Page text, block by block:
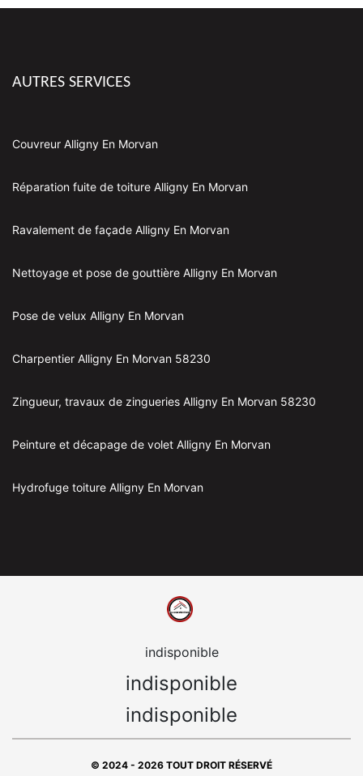
AUTRES SERVICES
Couvreur Alligny En Morvan
Réparation fuite de toiture Alligny En Morvan
Ravalement de façade Alligny En Morvan
Nettoyage et pose de gouttière Alligny En Morvan
Pose de velux Alligny En Morvan
Charpentier Alligny En Morvan 58230
Zingueur, travaux de zingueries Alligny En Morvan 58230
Peinture et décapage de volet Alligny En Morvan
Hydrofuge toiture Alligny En Morvan
indisponible
indisponible
indisponible
© 2024 - 2026 TOUT DROIT RÉSERVÉ